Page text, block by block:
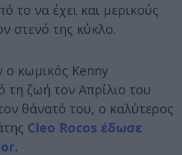
το να έχει και μερικούς
στενό της κύκλο.
ο κωμικός Kenny
ζωή τον Απρίλιο του
θάνατό του, ο καλύτερος
Cleo Rocos έδωσε